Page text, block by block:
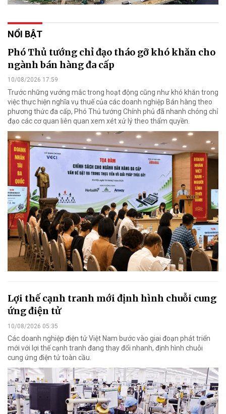
NỔI BẬT
Phó Thủ tướng chỉ đạo tháo gỡ khó khăn cho
ngành bán hàng đa cấp
10/08/2026 17:59
Trước những vướng mắc trong hoạt động cũng như khó khăn trong
việc thực hiện nghĩa vụ thuế của các doanh nghiệp Bán hàng theo
phương thức đa cấp, Phó Thủ tướng Chính phủ đã nhanh chóng chỉ
đạo các cơ quan liên quan xem xét xử lý theo thẩm quyền.
Lợi thế cạnh tranh mới định hình chuỗi cung
ứng điện tử
10/08/2026 05:35
Các doanh nghiệp điện tử Việt Nam bước vào giai đoạn phát triển
mới với lợi thế cạnh tranh đang thay đổi nhanh, định hình chuỗi
cung ứng điện tử toàn cầu.